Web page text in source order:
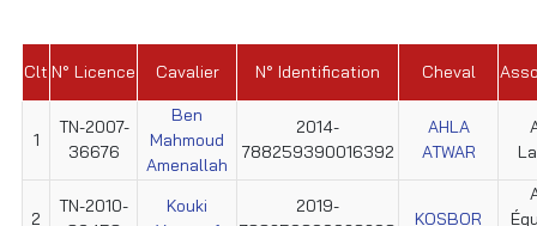
Clt N° Licence Cavalier N° Identification Cheval
1
TN-2007-
36676
Ben
Mahmoud
Amenallah
2014-
788259390016392
AHLA
ATWAR
2
TN-2010-
Kouki
2019-
KOSBOR